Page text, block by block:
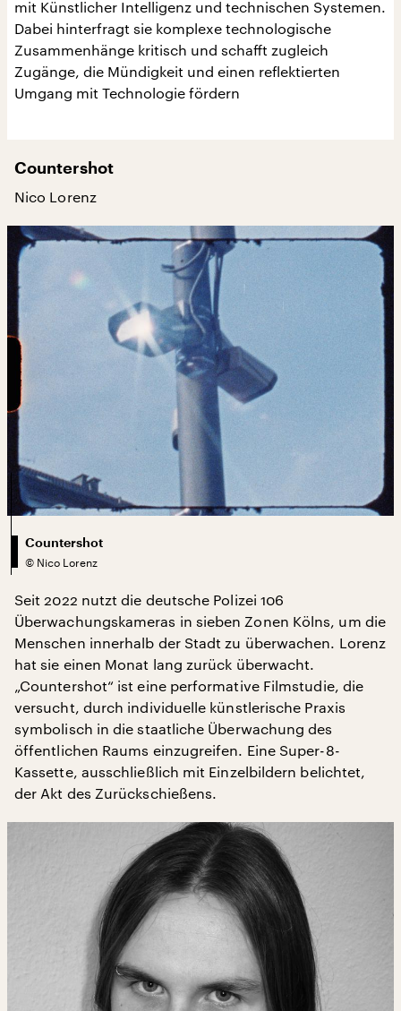
mit Künstlicher Intelligenz und technischen Systemen.
Dabei hinterfragt sie komplexe technologische
Zusammenhänge kritisch und schafft zugleich
Zugänge, die Mündigkeit und einen reflektierten
Umgang mit Technologie fördern
Countershot
Nico Lorenz
Countershot
© Nico Lorenz
Seit 2022 nutzt die deutsche Polizei 106
Überwachungskameras in sieben Zonen Kölns, um die
Menschen innerhalb der Stadt zu überwachen. Lorenz
hat sie einen Monat lang zurück überwacht.
„Countershot“ ist eine performative Filmstudie, die
versucht, durch individuelle künstlerische Praxis
symbolisch in die staatliche Überwachung des
öffentlichen Raums einzugreifen. Eine Super-8-
Kassette, ausschließlich mit Einzelbildern belichtet,
der Akt des Zurückschießens.